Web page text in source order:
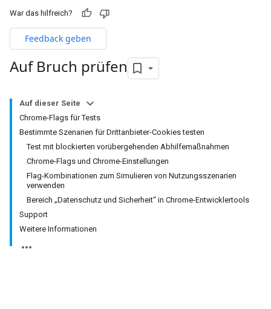
War das hilfreich?
Feedback geben
Auf Bruch prüfen
Auf dieser Seite
Chrome-Flags für Tests
Bestimmte Szenarien für Drittanbieter-Cookies testen
Test mit blockierten vorübergehenden Abhilfemaßnahmen
Chrome-Flags und Chrome-Einstellungen
Flag-Kombinationen zum Simulieren von Nutzungsszenarien
verwenden
Bereich „Datenschutz und Sicherheit“ in Chrome-Entwicklertools
Support
Weitere Informationen